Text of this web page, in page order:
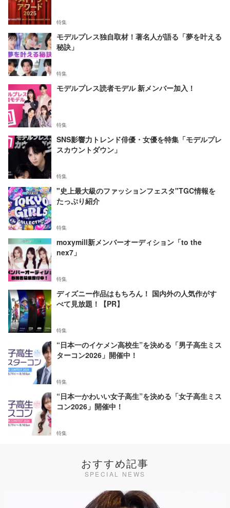
特集
モデルプレス独自取材！著名人が語る「夢を叶える
秘訣」
特集
モデルプレス読者モデル 新メンバー加入！
特集
SNS影響力トレンド俳優・女優を特集「モデルプレ
スカウントダウン」
特集
"史上最大級のファッションフェスタ"TGC情報を
たっぷり紹介
特集
moxymill新メンバーオーディション「to the
nex7」
特集
ディズニー作品はもちろん！ 国内外の人気作がす
べて見放題！【PR】
特集
“日本一のイケメン高校生”を決める「男子高生ミス
ターコン2026」開催中！
特集
“日本一かわいい女子高生”を決める「女子高生ミス
コン2026」開催中！
特集
おすすめ記事
SPECIAL NEWS